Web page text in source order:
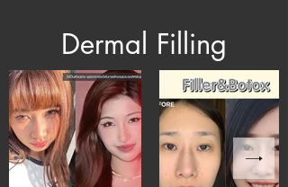
Dermal Filling